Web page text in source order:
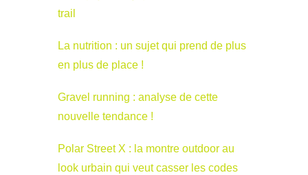
trail
La nutrition : un sujet qui prend de plus
en plus de place !
Gravel running : analyse de cette
nouvelle tendance !
Polar Street X : la montre outdoor au
look urbain qui veut casser les codes